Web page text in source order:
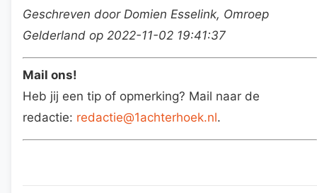
Geschreven door Domien Esselink, Omroep
Gelderland op 2022-11-02 19:41:37
Mail ons!
Heb jij een tip of opmerking? Mail naar de
redactie: redactie@1achterhoek.nl.